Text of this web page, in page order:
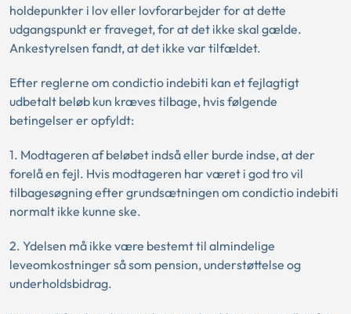
holdepunkter i lov eller lovforarbejder for at dette
udgangspunkt er fraveget, for at det ikke skal gælde.
Ankestyrelsen fandt, at det ikke var tilfældet.
Efter reglerne om condictio indebiti kan et fejlagtigt
udbetalt beløb kun kræves tilbage, hvis følgende
betingelser er opfyldt:
1. Modtageren af beløbet indså eller burde indse, at der
forelå en fejl. Hvis modtageren har været i god tro vil
tilbagesøgning efter grundsætningen om condictio indebiti
normalt ikke kunne ske.
2. Ydelsen må ikke være bestemt til almindelige
leveomkostninger så som pension, understøttelse og
underholdsbidrag.